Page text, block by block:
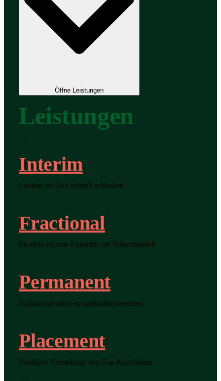
Öffne Leistungen
Leistungen
Interim
Lücken auf Zeit schnell schließen
Fractional
Flexible externe Expertise im Teilzeitmodell
Permanent
Schlüsselpositionen nachhaltig besetzen
Placement
Proaktive Vorstellung von Top-Kandidaten